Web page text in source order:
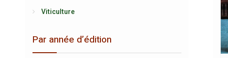
Viticulture
Par année d’édition